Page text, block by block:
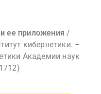
ее приложения /
кибернетики. –
Академии наук